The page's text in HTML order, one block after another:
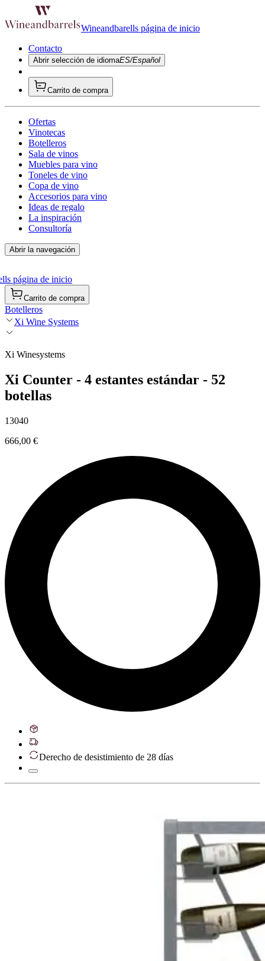
Wineandbarells página de inicio
Contacto
Abrir selección de idiomaES/Español
Carrito de compra
Ofertas
Vinotecas
Botelleros
Sala de vinos
Muebles para vino
Toneles de vino
Copa de vino
Accesorios para vino
Ideas de regalo
La inspiración
Consultoría
Abrir la navegación
página de inicio
Carrito de compra
Botelleros
Xi Wine Systems
Xi Winesystems
Xi Counter - 4 estantes estándar - 52
botellas
13040
666,00 €
Derecho de desistimiento de 28 días